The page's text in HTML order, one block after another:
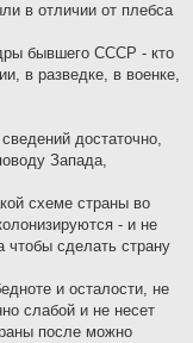
в отличии от плебса
бывшего СССР - кто
в разведке, в военке,
достаточно,
Запада,
схеме страны во
- и не
сделать страну
и осталости, не
слабой и не несет
после можно